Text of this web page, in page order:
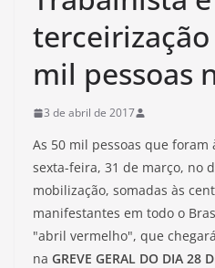
mil pessoas
3 de abril de 2017
As 50 mil pessoas que foram
sexta-feira, 31 de março, no
mobilização, somadas às
manifestantes em todo o
"abril vermelho", que
na GREVE GERAL DO DIA 28